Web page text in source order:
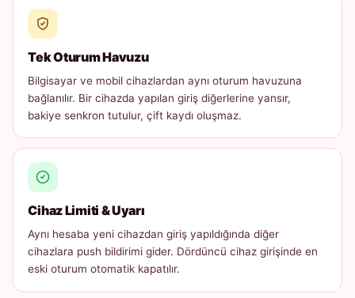
Tek Oturum Havuzu
Bilgisayar ve mobil cihazlardan aynı oturum havuzuna
bağlanılır. Bir cihazda yapılan giriş diğerlerine yansır,
bakiye senkron tutulur, çift kaydı oluşmaz.
Cihaz Limiti & Uyarı
Aynı hesaba yeni cihazdan giriş yapıldığında diğer
cihazlara push bildirimi gider. Dördüncü cihaz girişinde en
eski oturum otomatik kapatılır.